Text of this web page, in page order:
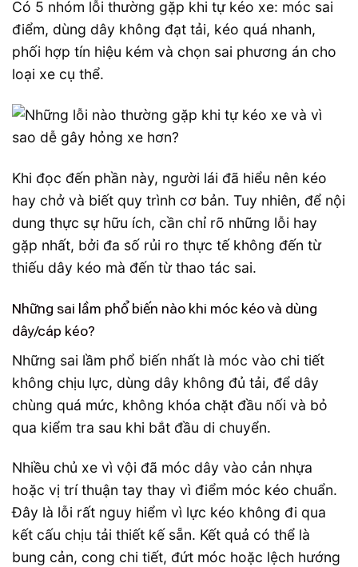
Có 5 nhóm lỗi thường gặp khi tự kéo xe: móc sai
điểm, dùng dây không đạt tải, kéo quá nhanh,
phối hợp tín hiệu kém và chọn sai phương án cho
loại xe cụ thể.
Khi đọc đến phần này, người lái đã hiểu nên kéo
hay chở và biết quy trình cơ bản. Tuy nhiên, để nội
dung thực sự hữu ích, cần chỉ rõ những lỗi hay
gặp nhất, bởi đa số rủi ro thực tế không đến từ
thiếu dây kéo mà đến từ thao tác sai.
Những sai lầm phổ biến nào khi móc kéo và dùng
dây/cáp kéo?
Những sai lầm phổ biến nhất là móc vào chi tiết
không chịu lực, dùng dây không đủ tải, để dây
chùng quá mức, không khóa chặt đầu nối và bỏ
qua kiểm tra sau khi bắt đầu di chuyển.
Nhiều chủ xe vì vội đã móc dây vào cản nhựa
hoặc vị trí thuận tay thay vì điểm móc kéo chuẩn.
Đây là lỗi rất nguy hiểm vì lực kéo không đi qua
kết cấu chịu tải thiết kế sẵn. Kết quả có thể là
bung cản, cong chi tiết, đứt móc hoặc lệch hướng